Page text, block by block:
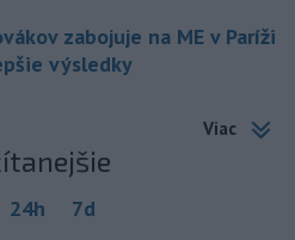
zabojuje na ME v Paríži
výsledky
Viac
24h 7d